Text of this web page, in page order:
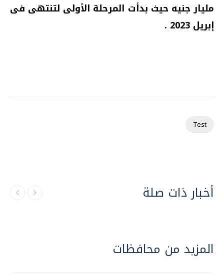
مليار جنيه حيث بدأت المرحلة الأولى لتنتهى فى
إبريل 2023 .
Test
أخبار ذات صلة
المزيد من محافظات